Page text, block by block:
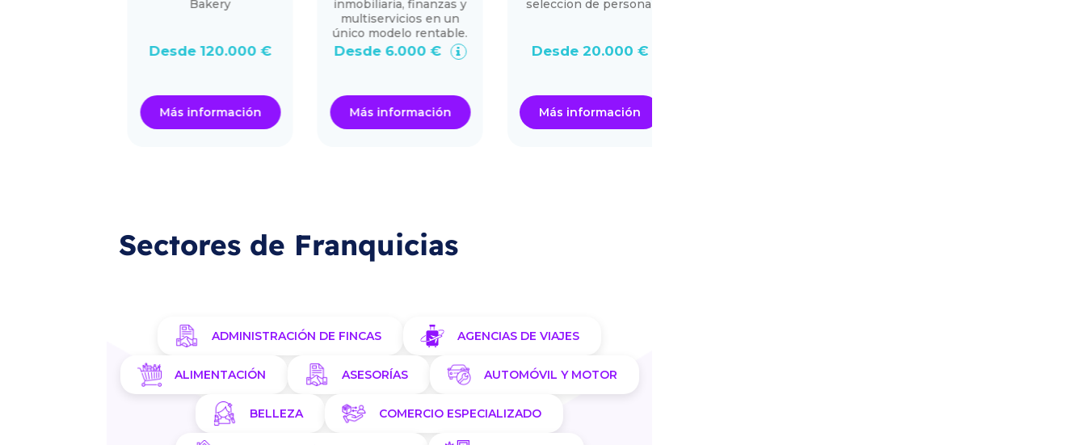
Bakery
Desde 120.000 €
Más información
inmobiliaria, finanzas y
multiservicios en un
único modelo rentable.
Desde 6.000 €
Más información
seleccion de personal
Desde 20.000 €
Más información
Sectores de Franquicias
ADMINISTRACIÓN DE FINCAS AGENCIAS DE VIAJES
ALIMENTACIÓN ASESORÍAS AUTOMÓVIL Y MOTOR
BELLEZA COMERCIO ESPECIALIZADO